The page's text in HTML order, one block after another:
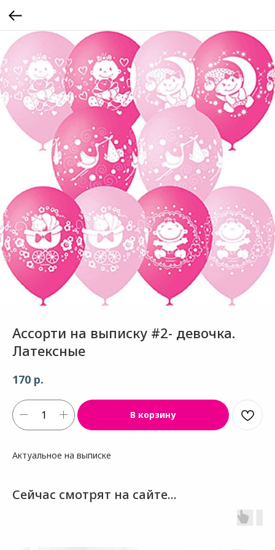
Ассорти на выписку #2- девочка.
Латексные
170 р.
В корзину
Актуальное на выписке
Сейчас смотрят на сайте...